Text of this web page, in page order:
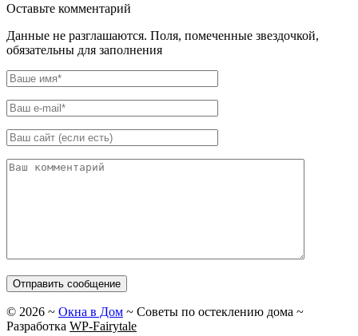
Оставьте комментарий
Данные не разглашаются. Поля, помеченные звездочкой,
обязательны для заполнения
© 2026 ~ Окна в Дом ~ Советы по остеклению дома ~
Разработка WP-Fairytale